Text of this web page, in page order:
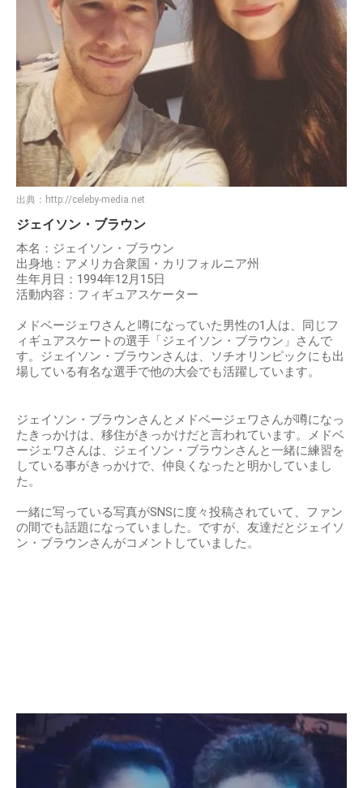
出典： http://celeby-media.net
ジェイソン・ブラウン
本名：ジェイソン・ブラウン
出身地：アメリカ合衆国・カリフォルニア州
生年月日：1994年12月15日
活動内容：フィギュアスケーター
メドベージェワさんと噂になっていた男性の1人は、同じフ
ィギュアスケートの選手「ジェイソン・ブラウン」さんで
す。ジェイソン・ブラウンさんは、ソチオリンピックにも出
場している有名な選手で他の大会でも活躍しています。
ジェイソン・ブラウンさんとメドベージェワさんが噂になっ
たきっかけは、移住がきっかけだと言われています。メドベ
ージェワさんは、ジェイソン・ブラウンさんと一緒に練習を
している事がきっかけで、仲良くなったと明かしていまし
た。
一緒に写っている写真がSNSに度々投稿されていて、ファン
の間でも話題になっていました。ですが、友達だとジェイソ
ン・ブラウンさんがコメントしていました。